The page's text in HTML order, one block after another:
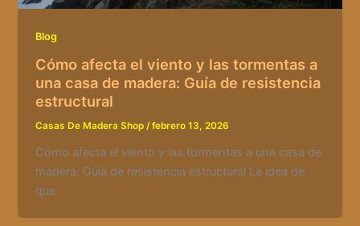
Blog
Cómo afecta el viento y las tormentas a
una casa de madera: Guía de resistencia
estructural
Casas De Madera Shop/febrero 13, 2026
Cómo afecta el viento y las tormentas a una casa de
madera: Guía de resistencia estructural La idea de
que